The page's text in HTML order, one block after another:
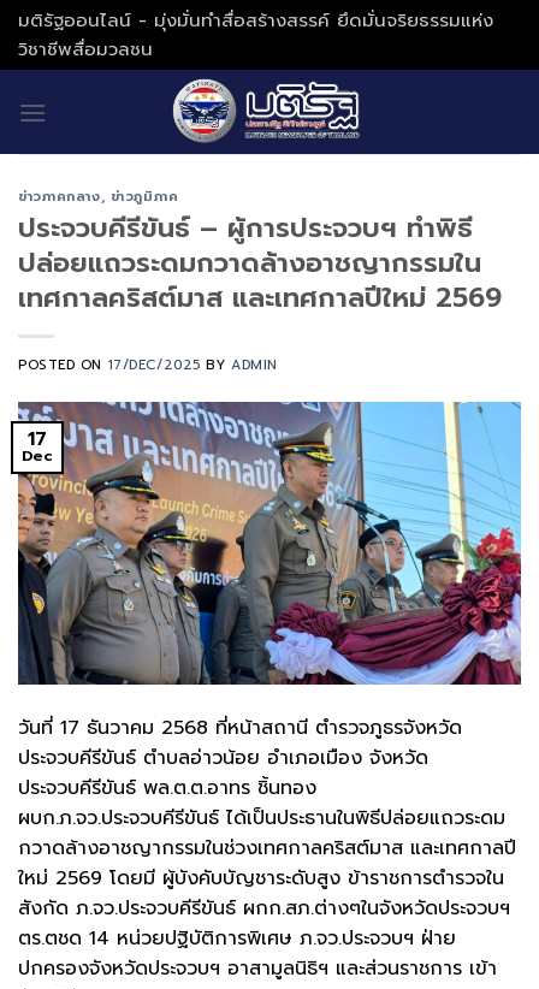
Skip
to
content
มติรัฐออนไลน์ - มุ่งมั่นทำสื่อสร้างสรรค์ ยึดมั่นจริยธรรมแห่ง
วิชาชีพสื่อมวลชน
ข่าวภาคกลาง, ข่าวภูมิภาค
ประจวบคีรีขันธ์ – ผู้การประจวบฯ ทำพิธี
ปล่อยแถวระดมกวาดล้างอาชญากรรมใน
เทศกาลคริสต์มาส และเทศกาลปีใหม่ 2569
POSTED ON 17/DEC/2025 BYADMIN
17
Dec
วันที่ 17 ธันวาคม 2568 ที่หน้าสถานี ตำรวจภูธรจังหวัด
ประจวบคีรีขันธ์ ตำบลอ่าวน้อย อำเภอเมือง จังหวัด
ประจวบคีรีขันธ์ พล.ต.ต.อาทร ชิ้นทอง
ผบก.ภ.จว.ประจวบคีรีขันธ์ ได้เป็นประธานในพิธีปล่อยแถวระดม
กวาดล้างอาชญากรรมในช่วงเทศกาลคริสต์มาส และเทศกาลปี
ใหม่ 2569 โดยมี ผู้บังคับบัญชาระดับสูง ข้าราชการตำรวจใน
สังกัด ภ.จว.ประจวบคีรีขันธ์ ผกก.สภ.ต่างๆในจังหวัดประจวบฯ
ตร.ตชด 14 หน่วยปฐิบัติการพิเศษ ภ.จว.ประจวบฯ ฝ่าย
ปกครองจังหวัดประจวบฯ อาสามูลนิธิฯ และส่วนราชการ เข้า